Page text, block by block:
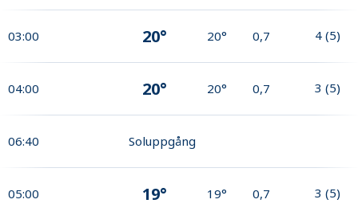
03:00 20° 20° 0,7 4 (5)
04:00 20° 20° 0,7 3 (5)
06:40 Soluppgång
05:00 19° 19° 0,7 3 (5)